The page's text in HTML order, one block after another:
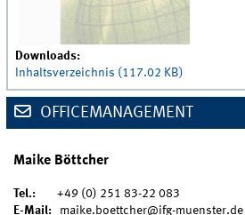
Downloads:
Inhaltsverzeichnis (117.02 KB)
OFFICEMANAGEMENT
Maike Böttcher
Tel.: +49 (0) 251 83-22 083
E-Mail: maike.boettcher@ifg-muenster.de